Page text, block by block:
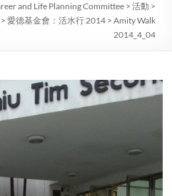
and Life Planning Committee >活動 >
>愛德基金會：活水行 2014 >Amity Walk
2014_4_04